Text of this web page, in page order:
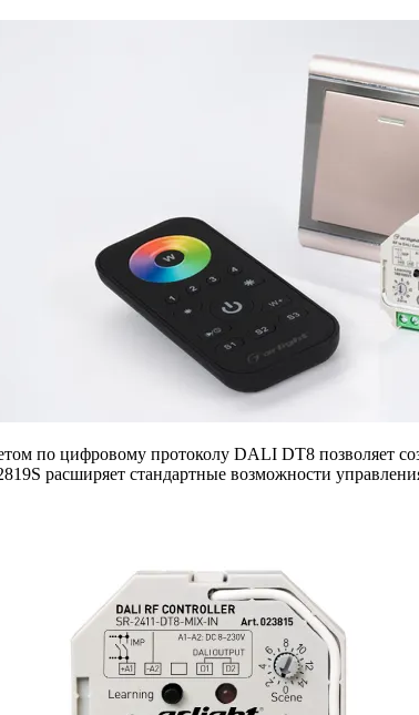
по цифровому протоколу DALI DT8 позволяет
расширяет стандартные возможности